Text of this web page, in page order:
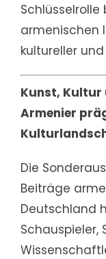
armenischen
kultureller
Kunst, Kultur
Armenier
Die
Beiträge
Deutschland
Schauspieler,